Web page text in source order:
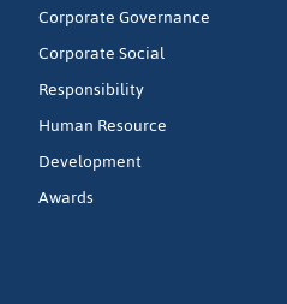
Corporate Governance
Corporate Social
Responsibility
Human Resource
Development
Awards